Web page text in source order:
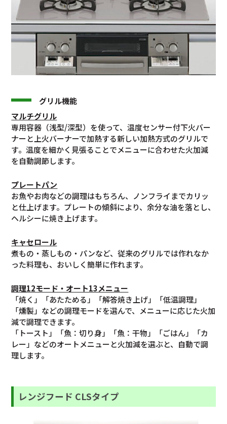
グリル機能
マルチグリル
専用容器（浅型/深型）を使って、温度センサー付下火バー
ナーと上火バーナーで加熱する新しい加熱方式のグリルで
す。温度を細かく見張ることでメニューに合わせた火加減
を自動調節します。
プレートパン
お魚やお肉などの調理はもちろん、ノンフライまでカリッ
と仕上げます。プレートの傾斜により、余分な油を落とし、
ヘルシーに焼き上げます。
キャセロール
煮もの・蒸しもの・パンなど、従来のグリルでは作れなか
った料理も、おいしく簡単に作れます。
調理12モード・オート13メニュー
「焼く」「あたためる」「解答焼き上げ」「低温調理」
「燻製」などの調理モードを選んで、メニューに応じた火加
減で調理できます。
「トースト」「魚：切り身」「魚：干物」「ごはん」「カ
レー」などのオートメニューと火加減を選ぶと、自動で調
理します。
レンジフード CLSタイプ